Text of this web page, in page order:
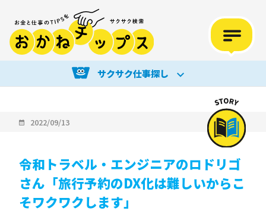
サクサク仕事探し
2022/09/13
令和トラベル・エンジニアのロドリゴ
さん「旅行予約のDX化は難しいからこ
そワクワクします」